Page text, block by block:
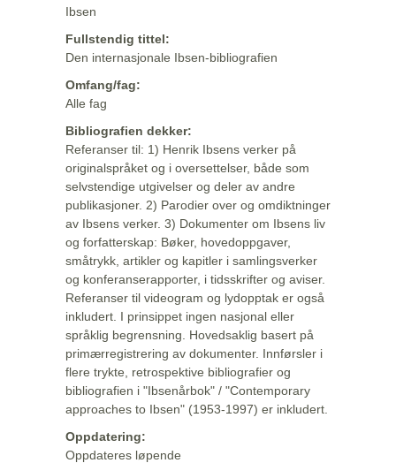
Ibsen
Fullstendig tittel:
Den internasjonale Ibsen-bibliografien
Omfang/fag:
Alle fag
Bibliografien dekker:
Referanser til: 1) Henrik Ibsens verker på
originalspråket og i oversettelser, både som
selvstendige utgivelser og deler av andre
publikasjoner. 2) Parodier over og omdiktninger
av Ibsens verker. 3) Dokumenter om Ibsens liv
og forfatterskap: Bøker, hovedoppgaver,
småtrykk, artikler og kapitler i samlingsverker
og konferanserapporter, i tidsskrifter og aviser.
Referanser til videogram og lydopptak er også
inkludert. I prinsippet ingen nasjonal eller
språklig begrensning. Hovedsaklig basert på
primærregistrering av dokumenter. Innførsler i
flere trykte, retrospektive bibliografier og
bibliografien i "Ibsenårbok" / "Contemporary
approaches to Ibsen" (1953-1997) er inkludert.
Oppdatering:
Oppdateres løpende